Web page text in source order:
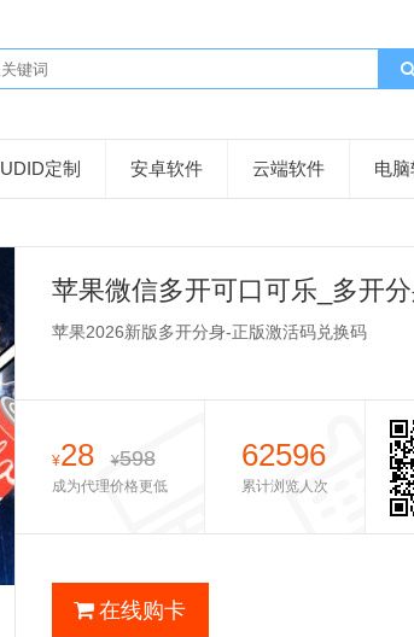
UDID定制 安卓软件 云端软件 电
苹果微信多开可口可乐_多开
可乐功能介绍
苹果2026新版多开分身-正版激活码兑换码
¥28 ¥598
成为代理价格更低
62596
累计浏览人次
在线购卡